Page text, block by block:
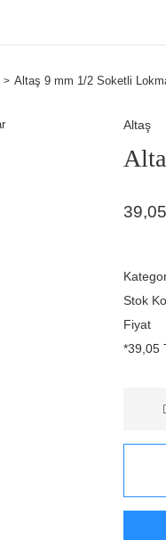
Altaş 9 mm 1/2 Soketli
Altaş
Stok
Fiyat
*39,05